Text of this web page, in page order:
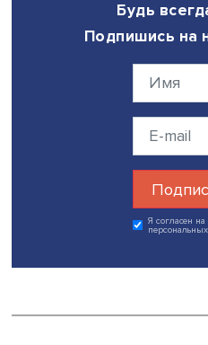
На мой взгляд,
рисков и негативных
долгосрочной
программного
На фото: Михаил Комаров.
Дата публикации: 06.07.2022